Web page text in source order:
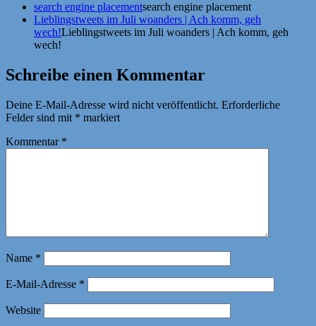
search engine placementsearch engine placement
Lieblingstweets im Juli woanders | Ach komm, geh
wech!Lieblingstweets im Juli woanders | Ach komm, geh
wech!
Schreibe einen Kommentar
Deine E-Mail-Adresse wird nicht veröffentlicht. Erforderliche
Felder sind mit * markiert
Kommentar *
Name *
E-Mail-Adresse *
Website